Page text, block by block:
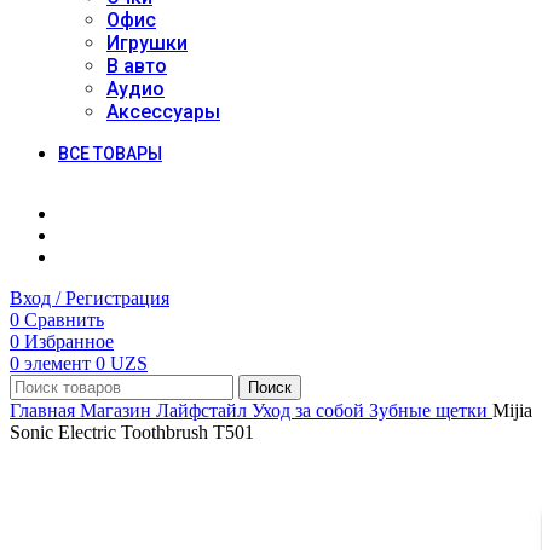
Офис
Игрушки
В авто
Аудио
Аксессуары
ВСЕ ТОВАРЫ
Вход / Регистрация
0 Сравнить
0 Избранное
0 элемент 0 UZS
Поиск
Главная Магазин Лайфстайл Уход за собой Зубные щетки Mijia
Sonic Electric Toothbrush T501